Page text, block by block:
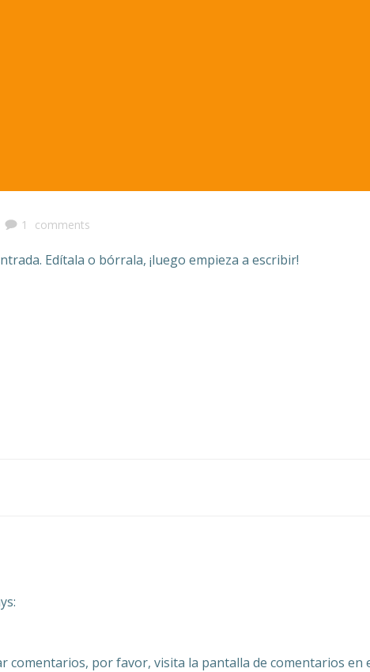
1 comments
Edítala o bórrala, ¡luego empieza a escribir!
comentarios, por favor, visita la pantalla de comentarios en